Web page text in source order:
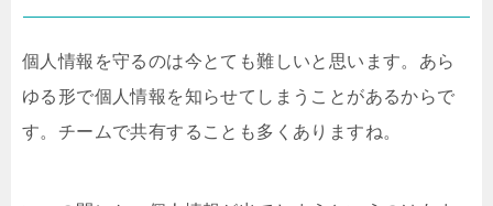
個人情報を守るのは今とても難しいと思います。あら
ゆる形で個人情報を知らせてしまうことがあるからで
す。チームで共有することも多くありますね。